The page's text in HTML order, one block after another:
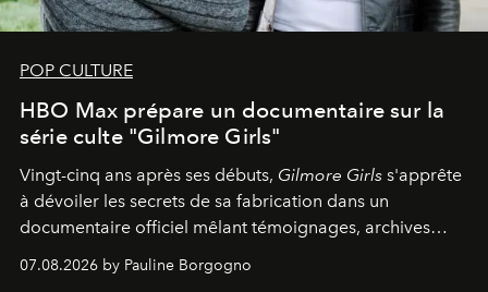
POP CULTURE
HBO Max prépare un documentaire sur la
série culte "Gilmore Girls"
Vingt-cinq ans après ses débuts, Gilmore Girls s'apprête
à dévoiler les secrets de sa fabrication dans un
documentaire officiel mêlant témoignages, archives
inédites et plongée dans les coulisses d'un phénomène
générationnel.
07.08.2026 by Pauline Borgogno